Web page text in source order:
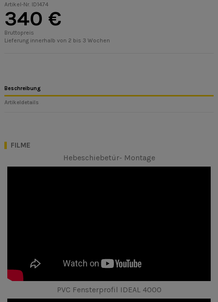
Artikel-Nr. ID1474
340 €
Bruttopreis
Lieferung innerhalb von 2 bis 3 Wochen
Beschreibung
Artikeldetails
FILME
Hebeschiebetür- Montage
PVC Fensterprofil IDEAL 4000